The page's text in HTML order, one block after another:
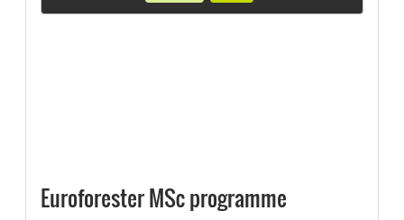
Euroforester MSc programme